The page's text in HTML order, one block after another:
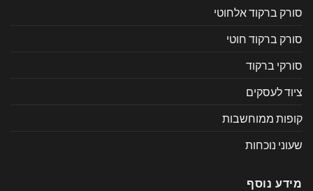
סורק ברקוד אלחוטי
סורק ברקוד חוטי
סורקי ברקוד
ציוד לעסקים
קופות ממוחשבות
שעוני נוכחות
מידע נוסף